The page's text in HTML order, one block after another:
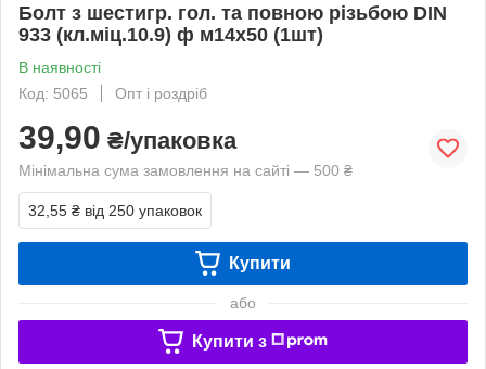
Болт з шестигр. гол. та повною різьбою DIN
933 (кл.міц.10.9) ф м14х50 (1шт)
В наявності
Код: 5065
Опт і роздріб
39,90 ₴/упаковка
Мінімальна сума замовлення на сайті — 500 ₴
32,55 ₴ від 250 упаковок
Купити
або
Купити з